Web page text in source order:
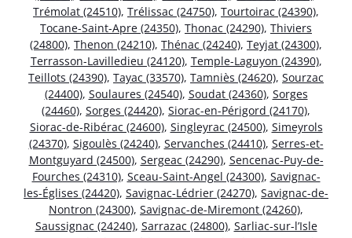
Trémolat (24510), Trélissac (24750), Tourtoirac (24390),
Tocane-Saint-Apre (24350), Thonac (24290), Thiviers
(24800), Thenon (24210), Thénac (24240), Teyjat (24300),
Terrasson-Lavilledieu (24120), Temple-Laguyon (24390),
Teillots (24390), Tayac (33570), Tamniès (24620), Sourzac
(24400), Soulaures (24540), Soudat (24360), Sorges
(24460), Sorges (24420), Siorac-en-Périgord (24170),
Siorac-de-Ribérac (24600), Singleyrac (24500), Simeyrols
(24370), Sigoulès (24240), Servanches (24410), Serres-et-
Montguyard (24500), Sergeac (24290), Sencenac-Puy-de-
Fourches (24310), Sceau-Saint-Angel (24300), Savignac-
les-Églises (24420), Savignac-Lédrier (24270), Savignac-de-
Nontron (24300), Savignac-de-Miremont (24260),
Saussignac (24240), Sarrazac (24800), Sarliac-sur-l’Isle